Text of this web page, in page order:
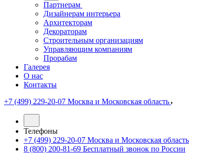
Партнерам
Дизайнерам интерьера
Архитекторам
Декораторам
Строительным организациям
Управляющим компаниям
Прорабам
Галерея
О нас
Контакты
+7 (499) 229-20-07 Москва и Московская область
Телефоны
+7 (499) 229-20-07 Москва и Московская область
8 (800) 200-81-69 Бесплатный звонок по России